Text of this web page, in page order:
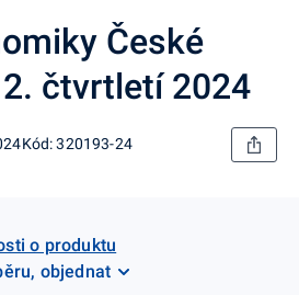
České
čtvrtletí 2024
Kód: 320193-24
o produktu
objednat